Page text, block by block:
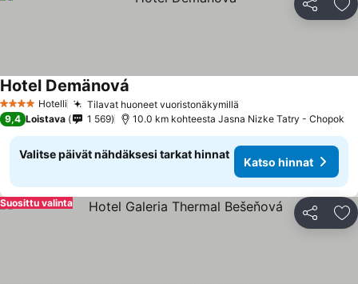
Jaa
4 Tähtiluokitus
Hotelli Tilavat huoneet vuoristonäkymillä
Hotel Demänová
9,4 Loistava 1 569 10.0 km kohteesta Jasna Nizke Tatry - Chopok
Valitse päivät nähdäksesi tarkat hinnat
Katso hinnat
Jaa
Suosittu valinta